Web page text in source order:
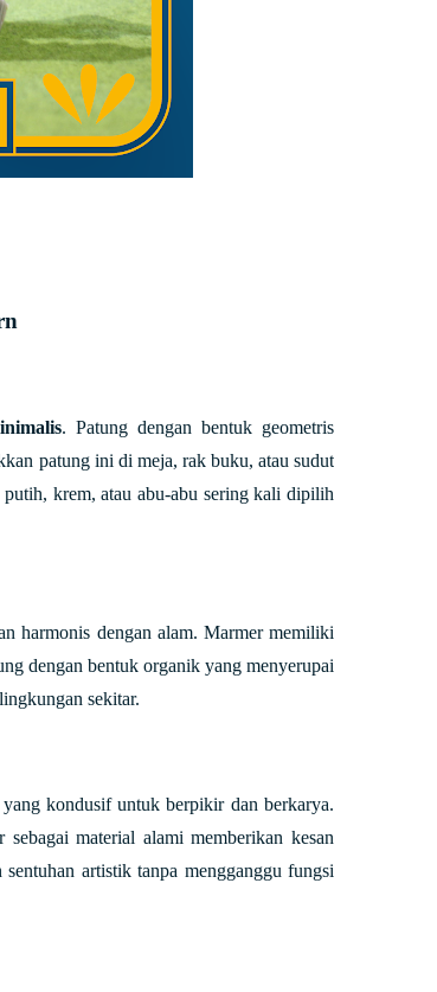
. Patung dengan bentuk geometris
patung ini di meja, rak buku, atau sudut
krem, atau abu-abu sering kali dipilih
harmonis dengan alam. Marmer memiliki
dengan bentuk organik yang menyerupai
sekitar.
kondusif untuk berpikir dan berkarya.
material alami memberikan kesan
artistik tanpa mengganggu fungsi